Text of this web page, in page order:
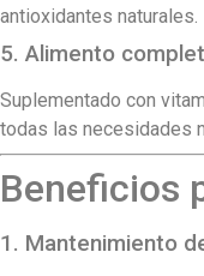
antioxidantes naturales.
5. Alimento
Suplementado con
todas las necesidades
Beneficios
1. Mantenimiento